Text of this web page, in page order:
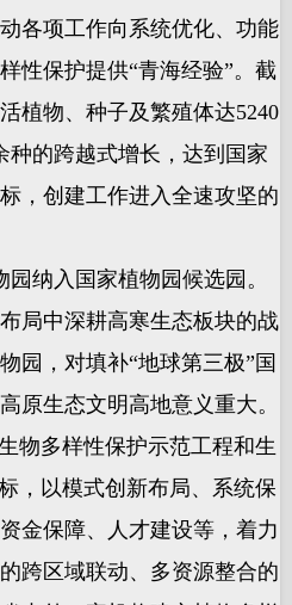
各项工作向系统优化、功能
性保护提供“青海经验”。截
植物、种子及繁殖体达5240
种的跨越式增长，达到国家
，创建工作进入全速攻坚的
纳入国家植物园候选园。
局中深耕高寒生态板块的战
园，对填补“地球第三极”国
原生态文明高地意义重大。
物多样性保护示范工程和生
，以模式创新布局、系统保
金保障、人才建设等，着力
跨区域联动、多资源整合的